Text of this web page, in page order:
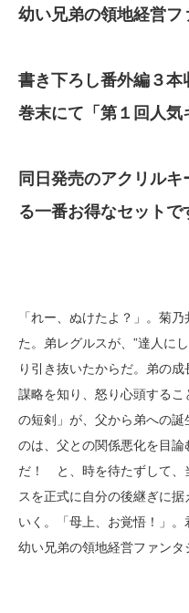
幼い兄弟の領地経営フ
書き下ろし番外編３本
巻末にて「第１回人気
同日発売のアクリルキ
る一番お得なセットで
「れー、ぬけたよ？」。菊
た。弟レグルスが、”達人に
り引き抜いたからだ。弟の
謀略を知り、怒り心頭する
の短剣」が、父から弟への
のは、父との関係悪化を目
だ！ と、時を待たずして、
スを正式に自分の後継ぎに
いく。「母上、お覚悟！」
幼い兄弟の領地経営ファンタ